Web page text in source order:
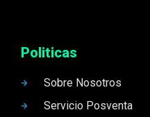
Politicas
Sobre Nosotros
Servicio Posventa